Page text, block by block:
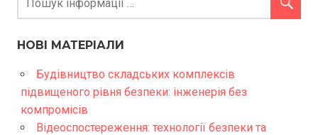
НОВІ МАТЕРІАЛИ
Будівництво складських комплексів
підвищеного рівня безпеки: інженерія без
компромісів
Відеоспостереження: технології безпеки та